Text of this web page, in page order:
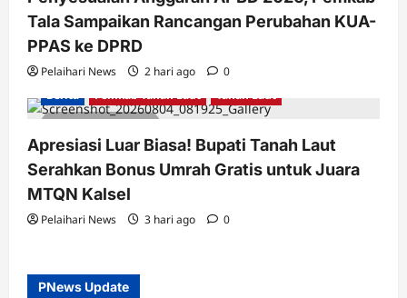
Tala Sampaikan Rancangan Perubahan KUA-
PPAS ke DPRD
Pelaihari News 2 hari ago 0
2 minutes read
Berita Pemkab Tanah Laut Tanah Laut
Apresiasi Luar Biasa! Bupati Tanah Laut
Serahkan Bonus Umrah Gratis untuk Juara
MTQN Kalsel
Pelaihari News 3 hari ago 0
PNews Update